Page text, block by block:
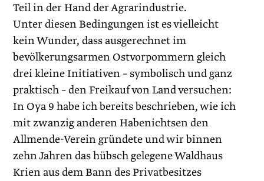
Teil in der Hand der Agrarindustrie.
Unter diesen Bedingungen ist es vielleicht
kein Wunder, dass ausgerechnet im
bevölkerungsarmen Ostvorpommern gleich
drei kleine Initiativen – symbolisch und ganz
praktisch – den Freikauf von Land versuchen:
In Oya 9 habe ich bereits beschrieben, wie ich
mit zwanzig anderen ­Habenichtsen den
Allmende-Verein gründete und wir binnen
zehn Jahren das hübsch gelegene Waldhaus
Krien aus dem Bann des Privatbesitzes